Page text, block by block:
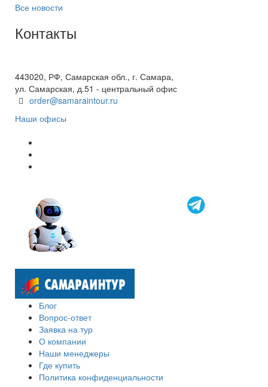
Все новости
Контакты
443020, РФ, Самарская обл., г. Самара,
ул. Самарская, д.51 - центральный офис
order@samaraintour.ru
Наши офисы
Блог
Вопрос-ответ
Заявка на тур
О компании
Наши менеджеры
Где купить
Политика конфиденциальности